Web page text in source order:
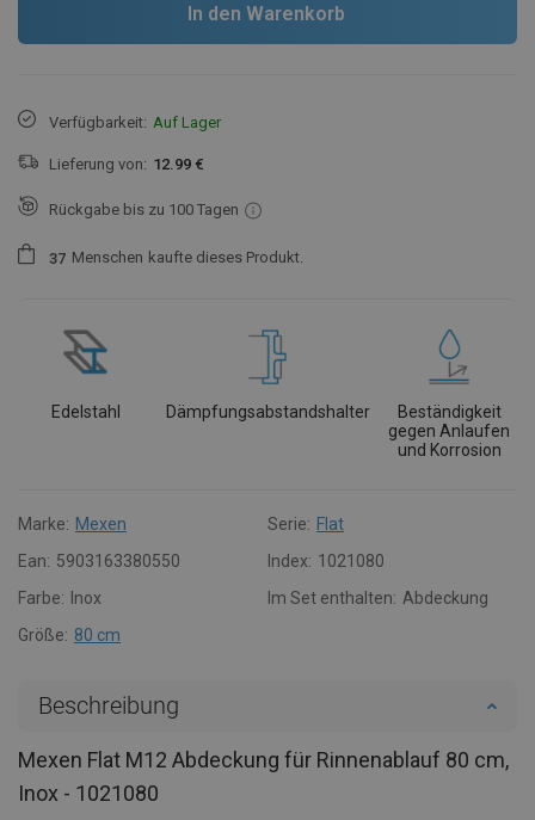
In den Warenkorb
Verfügbarkeit: Auf Lager
Lieferung von: 12.99 €
Rückgabe bis zu 100 Tagen
37 Menschen kaufte dieses Produkt.
Edelstahl Dämpfungsabstandshalter
Beständigkeit
gegen Anlaufen
und Korrosion
Marke: Mexen Serie: Flat
Ean: 5903163380550 Index: 1021080
Farbe:
Inox Im Set enthalten: Abdeckung
Größe: 80 cm
Beschreibung
Mexen Flat M12 Abdeckung für Rinnenablauf 80 cm,
Inox - 1021080